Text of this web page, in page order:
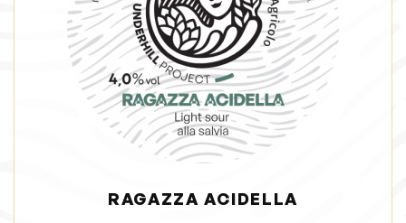
g
a
z
i
o
n
e
u
t
o
RAGAZZA ACIDELLA